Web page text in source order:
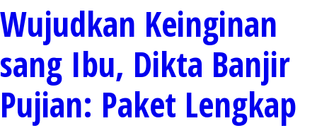
Wujudkan Keinginan
sang Ibu, Dikta Banjir
Pujian: Paket Lengkap